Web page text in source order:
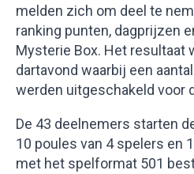
melden zich om deel te
ranking punten, dagprijzen
Mysterie Box. Het resultaat
dartavond waarbij een
werden uitgeschakeld voor
De 43 deelnemers starten
10 poules van 4 spelers en
met het spelformat 501